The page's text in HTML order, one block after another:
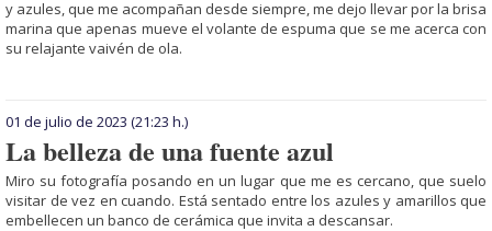
y azules, que me acompañan desde siempre, me dejo llevar por la brisa
marina que apenas mueve el volante de espuma que se me acerca con
su relajante vaivén de ola.
01 de julio de 2023 (21:23 h.)
La belleza de una fuente azul
Miro su fotografía po­sando en un lugar que me es cercano, que suelo
visitar de vez en cuando. Está sentado entre los azules y amarillos que
embellecen un banco de cerámica que invita a descansar.